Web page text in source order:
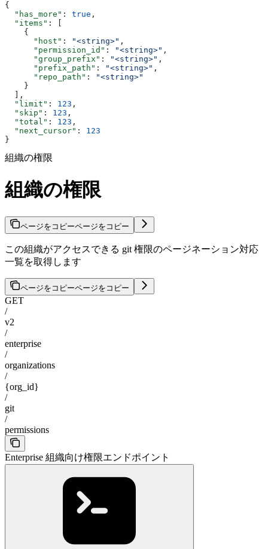
{
  "has_more"
: true ,
  "items"
: [
    {
      "host"
: "<string>" ,
      "permission_id"
: "<string>" ,
      "group_prefix"
: "<string>" ,
      "prefix_path"
: "<string>" ,
      "repo_path"
:
"<string>"
    }
  ],
  "limit"
: 123 ,
  "skip"
: 123 ,
  "total"
: 123 ,
  "next_cursor"
: 123
}
組織の権限
組織の権限
ページをコピーページをコピー
この組織がアクセスできる git 権限のページネーション対応
一覧を取得します
ページをコピーページをコピー
GET
/
v2
/
enterprise
/
organizations
/
{org_id}
/
git
/
permissions
Enterprise 組織向け権限エンドポイント